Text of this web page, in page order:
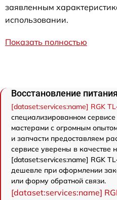
заявленным
использовании.
Показать полностью
Восстановление
[dataset:services:name] RGK
специализированном
мастерами с огромным
и запчасти предоставляем
сервисе уверены в качестве
[dataset:services:name] RGK
дешевле при оформлении
или форму обратной связи.
[dataset:services:name]